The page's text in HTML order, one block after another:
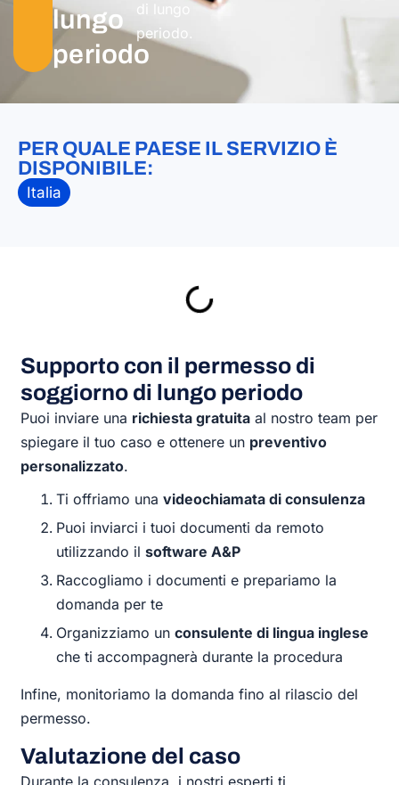
lungo
periodo
periodo.
PER QUALE PAESE IL SERVIZIO È
DISPONIBILE:
Italia
Supporto con il permesso di
soggiorno di lungo periodo
Puoi inviare una richiesta gratuita al nostro team per
spiegare il tuo caso e ottenere un preventivo
personalizzato.
Ti offriamo unavideochiamata di consulenza
Puoi inviarci i tuoi documenti da remoto
utilizzando ilsoftware A&P
Raccogliamo i documenti e prepariamo la
domanda per te
Organizziamo unconsulente di lingua inglese
che ti accompagnerà durante la procedura
Infine, monitoriamo la domanda fino al rilascio del
permesso.
Valutazione del caso
Durante la consulenza, i nostri esperti ti